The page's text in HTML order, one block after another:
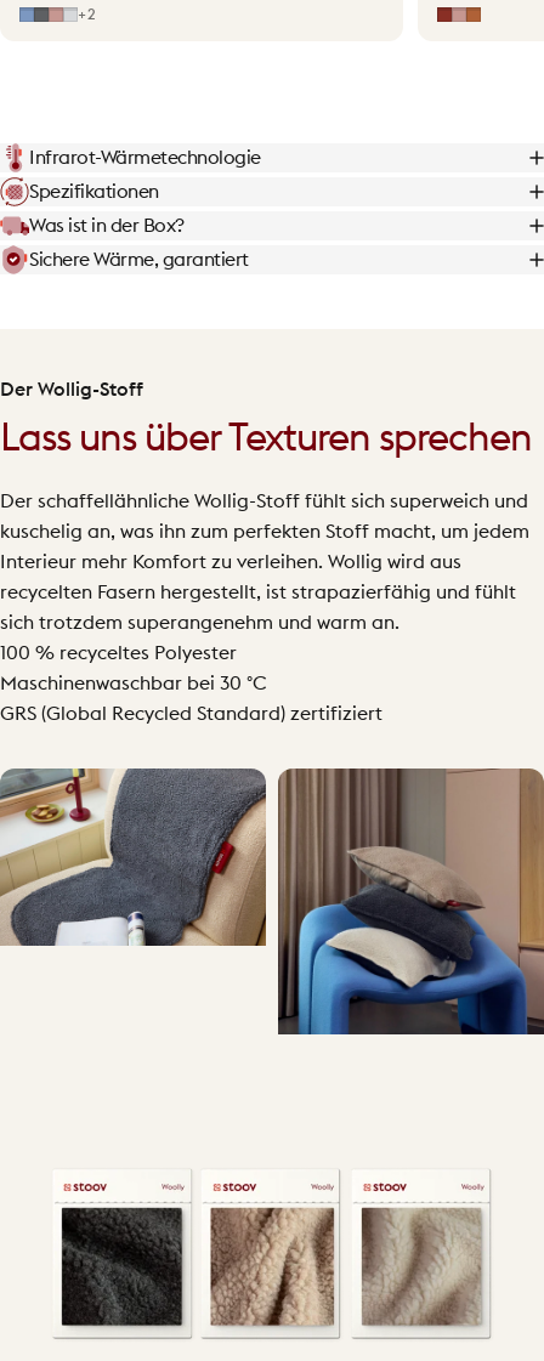
Mid Blue
GreyHellrosa
Light Grey
+2
Infrarot-Wärmetechnologie
Spezifikationen
Was ist in der Box?
Sichere Wärme, garantiert
Der Wollig-Stoff
Lass uns über Texturen sprechen
Der schaffellähnliche Wollig-Stoff fühlt sich superweich und
kuschelig an, was ihn zum perfekten Stoff macht, um jedem
Interieur mehr Komfort zu verleihen. Wollig wird aus
recycelten Fasern hergestellt, ist strapazierfähig und fühlt
sich trotzdem superangenehm und warm an.
100 % recyceltes Polyester
Maschinenwaschbar bei 30 °C
GRS (Global Recycled Standard) zertifiziert